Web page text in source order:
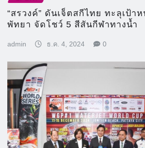
“สรวงค์” ดันเจ็ตสกีไทย ทะลุเป้า
พัทยา จัดโชว์ 5 สีสันกีฬาทางน้ำ
admin ธ.ค. 4, 2024 0